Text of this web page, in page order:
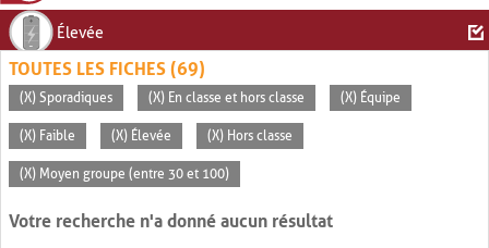
Élevée
TOUTES LES FICHES (69)
(X) Sporadiques (X) En classe et hors classe (X) Équipe
(X) Faible (X) Élevée (X) Hors classe
(X) Moyen groupe (entre 30 et 100)
Votre recherche n'a donné aucun résultat